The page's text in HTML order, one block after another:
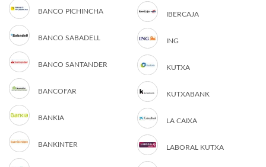
BANCO PICHINCHA
BANCO SABADELL
BANCO SANTANDER
BANCOFAR
BANKIA
BANKINTER
IBERCAJA
ING
KUTXA
KUTXABANK
LA CAIXA
LABORAL KUTXA